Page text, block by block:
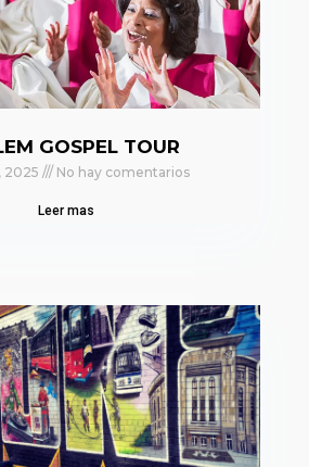
GOSPEL TOUR
2025 No hay comentarios
Leer mas